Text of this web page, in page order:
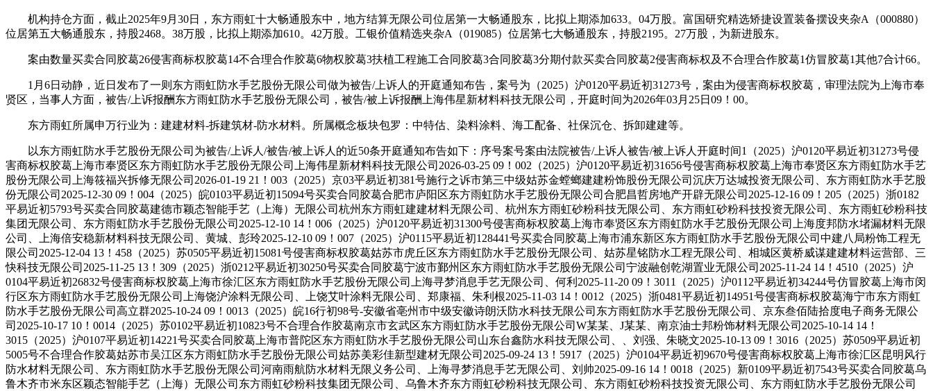
机构持仓方面，截止2025年9月30日，东方雨虹十大畅通股东中，地方结算无限公司位居第一大畅通股东，比拟上期添加633。04万股。富国研究精选矫捷设置装备摆设夹杂A（000880）
位居第五大畅通股东，持股2468。38万股，比拟上期添加610。42万股。工银价值精选夹杂A（019085）位居第七大畅通股东，持股2195。27万股，为新进股东。
案由数量买卖合同胶葛26侵害商标权胶葛14不合理合作胶葛6物权胶葛3扶植工程施工合同胶葛3合同胶葛3分期付款买卖合同胶葛2侵害商标权及不合理合作胶葛1仿冒胶葛1其他7合计66。
1月6日动静，近日发布了一则东方雨虹防水手艺股份无限公司做为被告/上诉人的开庭通知布告，案号为（2025）沪0120平易近初31273号，案由为侵害商标权胶葛，审理法院为上海市奉
贤区，当事人方面，被告/上诉报酬东方雨虹防水手艺股份无限公司，被告/被上诉报酬上海伟星新材料科技无限公司，开庭时间为2026年03月25日09！00。
东方雨虹所属申万行业为：建建材料-拆建筑材-防水材料。所属概念板块包罗：中特估、染料涂料、海工配备、社保沉仓、拆卸建建等。
以东方雨虹防水手艺股份无限公司为被告/上诉人/被告/被上诉人的近50条开庭通知布告如下：序号案号案由法院被告/上诉⼈被告/被上诉人开庭时间1（2025）沪0120平易近初31273号侵
害商标权胶葛上海市奉贤区东方雨虹防水手艺股份无限公司上海伟星新材料科技无限公司2026-03-25 09！002（2025）沪0120平易近初31656号侵害商标权胶葛上海市奉贤区东方雨虹防水手艺
股份无限公司上海筱福兴拆修无限公司2026-01-19 21！003（2025）京03平易近初381号施行之诉市第三中级姑苏金螳螂建建粉饰股份无限公司沉庆万达城投资无限公司、东方雨虹防水手艺股
份无限公司2025-12-30 09！004（2025）皖0103平易近初15094号买卖合同胶葛合肥市庐阳区东方雨虹防水手艺股份无限公司合肥昌哲房地产开辟无限公司2025-12-16 09！205（2025）浙0182
平易近初5793号买卖合同胶葛建德市颖态智能手艺（上海）无限公司杭州东方雨虹建建材料无限公司、杭州东方雨虹砂粉科技无限公司、东方雨虹砂粉科技投资无限公司、东方雨虹砂粉科技
集团无限公司、东方雨虹防水手艺股份无限公司2025-12-10 14！006（2025）沪0120平易近初31300号侵害商标权胶葛上海市奉贤区东方雨虹防水手艺股份无限公司上海度邦防水堵漏材料无限
公司、上海倍安稳新材料科技无限公司、黄城、彭玲2025-12-10 09！007（2025）沪0115平易近初128441号买卖合同胶葛上海市浦东新区东方雨虹防水手艺股份无限公司中建八局粉饰工程无
限公司2025-12-04 13！458（2025）苏0505平易近初15081号侵害商标权胶葛姑苏市虎丘区东方雨虹防水手艺股份无限公司、姑苏星铭防水工程无限公司、相城区黄桥威谋建建材料运营部、三
快科技无限公司2025-11-25 13！309（2025）浙0212平易近初30250号买卖合同胶葛宁波市鄞州区东方雨虹防水手艺股份无限公司宁波融创乾湖置业无限公司2025-11-24 14！4510（2025）沪
0104平易近初26832号侵害商标权胶葛上海市徐汇区东方雨虹防水手艺股份无限公司上海寻梦消息手艺无限公司、何利2025-11-20 09！3011（2025）沪0112平易近初34244号仿冒胶葛上海市闵
行区东方雨虹防水手艺股份无限公司上海饶沪涂料无限公司、上饶艾叶涂料无限公司、郑康福、朱利根2025-11-03 14！0012（2025）浙0481平易近初14951号侵害商标权胶葛海宁市东方雨虹
防水手艺股份无限公司高立群2025-10-24 09！0013（2025）皖16行初98号-安徽省亳州市中级安徽诗朗沃防水科技无限公司东方雨虹防水手艺股份无限公司、京东叁佰陆拾度电子商务无限公
司2025-10-17 10！0014（2025）苏0102平易近初10823号不合理合作胶葛南京市玄武区东方雨虹防水手艺股份无限公司W某某、J某某、南京油士邦粉饰材料无限公司2025-10-14 14！
3015（2025）沪0107平易近初14221号买卖合同胶葛上海市普陀区东方雨虹防水手艺股份无限公司山东台鑫防水科技无限公司、、刘强、朱晓文2025-10-13 09！3016（2025）苏0509平易近初
5005号不合理合作胶葛姑苏市吴江区东方雨虹防水手艺股份无限公司姑苏美彩佳新型建材无限公司2025-09-24 13！5917（2025）沪0104平易近初9670号侵害商标权胶葛上海市徐汇区昆明风行
防水材料无限公司、东方雨虹防水手艺股份无限公司河南雨航防水材料无限义务公司、上海寻梦消息手艺无限公司、刘帅2025-09-16 14！0018（2025）新0109平易近初7543号买卖合同胶葛乌
鲁木齐市米东区颖态智能手艺（上海）无限公司东方雨虹砂粉科技集团无限公司、乌鲁木齐东方雨虹砂粉科技无限公司、东方雨虹砂粉科技投资无限公司、东方雨虹防水手艺股份无限公司